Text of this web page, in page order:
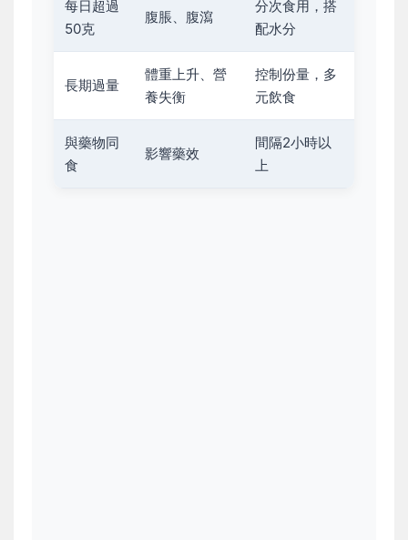
每日超過
50克
腹脹、腹瀉
分次食用，搭
配水分
長期過量
體重上升、營
養失衡
控制份量，多
元飲食
與藥物同
食
影響藥效
間隔2小時以
上